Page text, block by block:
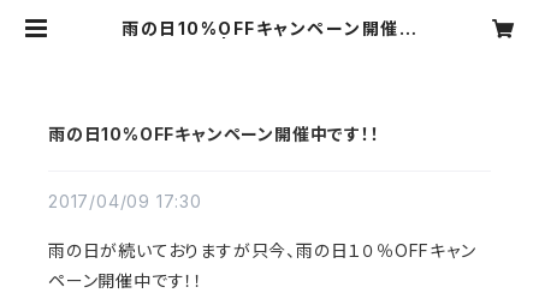
雨の日10%OFFキャンペーン開催中
雨の日10%OFFキャンペーン開催中です！！
2017/04/09 17:30
雨の日が続いておりますが只今、雨の日１０％OFFキャン
ペーン開催中です！！